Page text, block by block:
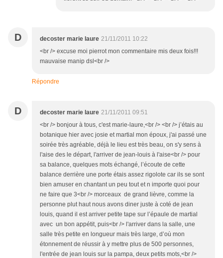
D decoster marie laure 21/11/2011 10:22
<br /> excuse moi pierrot mon commentaire mis deux fois!!!
mauvaise manip dsl<br />
Répondre
D decoster marie laure 21/11/2011 09:51
<br /> bonjour à tous, c'est marie-laure,<br /> <br /> j’étais au
botanique hier avec josie et martial mon époux, j'ai passé une
soirée très agréable, déjà le lieu est très beau, on s'y sens à
l'aise des le départ, l'arriver de jean-louis à l'aise<br /> pour
sa balance, quelques mots échangé, l’écoute de cette
balance derrière une porte étais assez rigolote car ils se sont
bien amuser en chantant un peu tout et n importe quoi pour
ne faire que 3<br /> morceaux de grand lièvre, comme la
personne plut haut nous avons diner juste à coté de jean
louis, quand il est arriver petite tape sur l’épaule de martial
avec un bon appétit, puis<br /> l'arriver dans la salle, une
salle très petite en longueur mais très large, d’où mon
étonnement de réussir à y mettre plus de 500 personnes,
l'entrée de jean louis sur la pampa, deux petits mots,<br />